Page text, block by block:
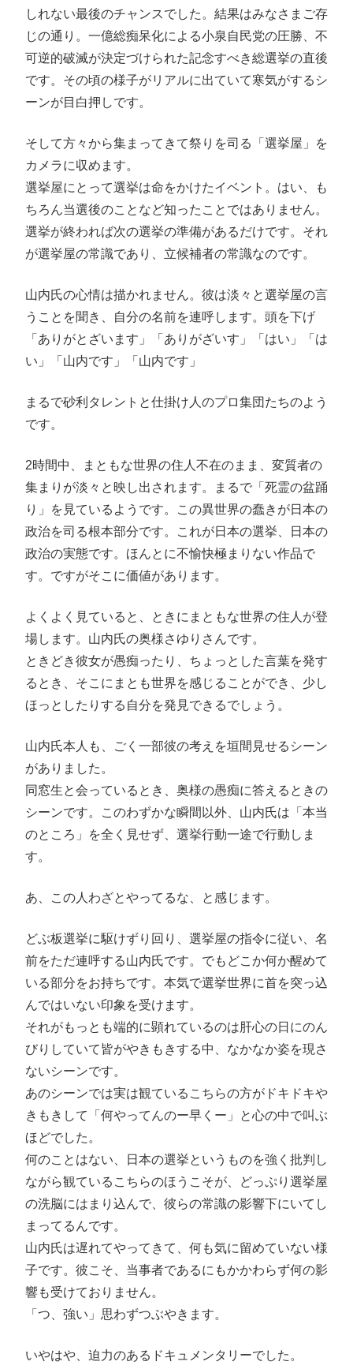
しれない最後のチャンスでした。結果はみなさまご存
じの通り。一億総痴呆化による小泉自民党の圧勝、不
可逆的破滅が決定づけられた記念すべき総選挙の直後
です。その頃の様子がリアルに出ていて寒気がするシ
ーンが目白押しです。
そして方々から集まってきて祭りを司る「選挙屋」を
カメラに収めます。
選挙屋にとって選挙は命をかけたイベント。はい、も
ちろん当選後のことなど知ったことではありません。
選挙が終われば次の選挙の準備があるだけです。それ
が選挙屋の常識であり、立候補者の常識なのです。
山内氏の心情は描かれません。彼は淡々と選挙屋の言
うことを聞き、自分の名前を連呼します。頭を下げ
「ありがとざいます」「ありがざいす」「はい」「は
い」「山内です」「山内です」
まるで砂利タレントと仕掛け人のプロ集団たちのよう
です。
2時間中、まともな世界の住人不在のまま、変質者の
集まりが淡々と映し出されます。まるで「死霊の盆踊
り」を見ているようです。この異世界の蠢きが日本の
政治を司る根本部分です。これが日本の選挙、日本の
政治の実態です。ほんとに不愉快極まりない作品で
す。ですがそこに価値があります。
よくよく見ていると、ときにまともな世界の住人が登
場します。山内氏の奥様さゆりさんです。
ときどき彼女が愚痴ったり、ちょっとした言葉を発す
るとき、そこにまとも世界を感じることができ、少し
ほっとしたりする自分を発見できるでしょう。
山内氏本人も、ごく一部彼の考えを垣間見せるシーン
がありました。
同窓生と会っているとき、奥様の愚痴に答えるときの
シーンです。このわずかな瞬間以外、山内氏は「本当
のところ」を全く見せず、選挙行動一途で行動しま
す。
あ、この人わざとやってるな、と感じます。
どぶ板選挙に駆けずり回り、選挙屋の指令に従い、名
前をただ連呼する山内氏です。でもどこか何か醒めて
いる部分をお持ちです。本気で選挙世界に首を突っ込
んではいない印象を受けます。
それがもっとも端的に顕れているのは肝心の日にのん
びりしていて皆がやきもきする中、なかなか姿を現さ
ないシーンです。
あのシーンでは実は観ているこちらの方がドキドキや
きもきして「何やってんのー早くー」と心の中で叫ぶ
ほどでした。
何のことはない、日本の選挙というものを強く批判し
ながら観ているこちらのほうこそが、どっぷり選挙屋
の洗脳にはまり込んで、彼らの常識の影響下にいてし
まってるんです。
山内氏は遅れてやってきて、何も気に留めていない様
子です。彼こそ、当事者であるにもかかわらず何の影
響も受けておりません。
「つ、強い」思わずつぶやきます。
いやはや、迫力のあるドキュメンタリーでした。